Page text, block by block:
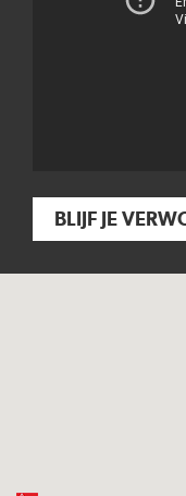
BLIJF JE